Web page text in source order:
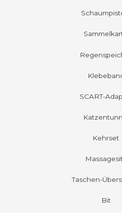
SCART-
Kehrset
Taschen-
Bit